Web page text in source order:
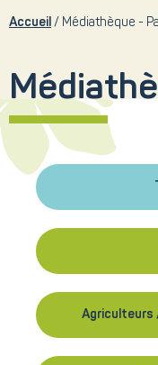
Accueil Médiathèque -
Agriculteurs